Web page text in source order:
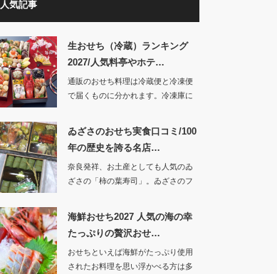
人気記事
生おせち（冷蔵）ランキング
2027/人気料亭やホテ…
通販のおせち料理は冷蔵便と冷凍便
で届くものに分かれます。冷凍庫に
ゐざさのおせち実食口コミ/100
年の歴史を誇る名店…
奈良発祥、お土産としても人気のゐ
ざさの「柿の葉寿司」。ゐざさのフ
海鮮おせち2027 人気の海の幸
たっぷりの贅沢おせ…
おせちといえば海鮮がたっぷり使用
されたお料理を思い浮かべる方は多